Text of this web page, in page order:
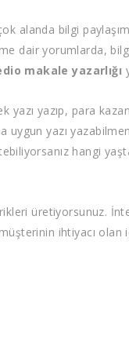
alanda bilgi
dair yorumlarda,
makale yazarlığı
yazı yazıp, para
yazı
hangi
üretiyorsunuz.
ihtiyacı olan